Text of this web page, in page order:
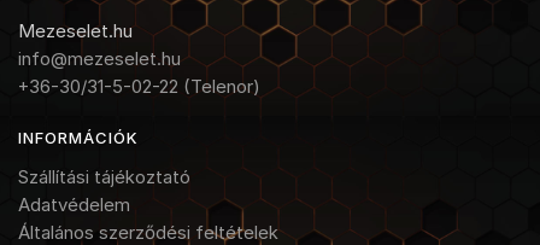
Mezeselet.hu
info@mezeselet.hu
+36-30/31-5-02-22 (Telenor)
INFORMÁCIÓK
Szállítási tájékoztató
Adatvédelem
Általános szerződési feltételek